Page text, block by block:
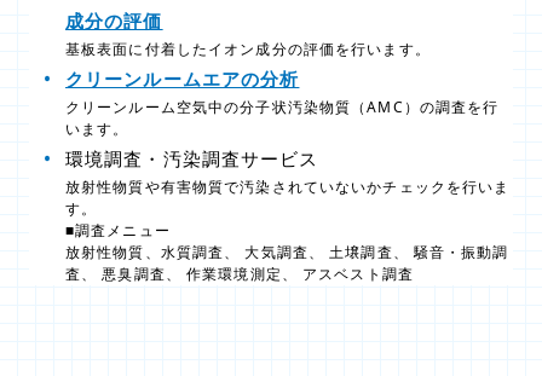
成分の評価
基板表面に付着したイオン成分の評価を行います。
クリーンルームエアの分析
クリーンルーム空気中の分子状汚染物質（AMC）の調査を行
います。
環境調査・汚染調査サービス
放射性物質や有害物質で汚染されていないかチェックを行いま
す。
■調査メニュー
放射性物質、水質調査、 大気調査、 土壌調査、 騒音・振動調
査、 悪臭調査、 作業環境測定、 アスベスト調査